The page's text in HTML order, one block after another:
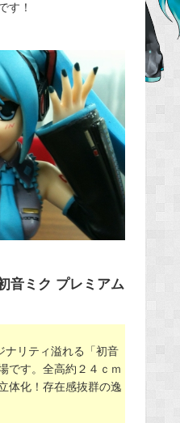
す！
音ミク プレミアム
ナリティ溢れる「初音
です。全高約２４ｃｍ
体化！存在感抜群の逸